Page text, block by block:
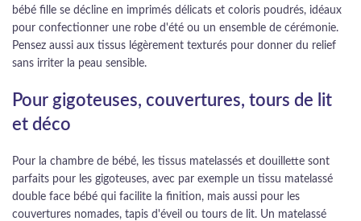
bébé fille se décline en imprimés délicats et coloris poudrés, idéaux
pour confectionner une robe d'été ou un ensemble de cérémonie.
Pensez aussi aux tissus légèrement texturés pour donner du relief
sans irriter la peau sensible.
Pour gigoteuses, couvertures, tours de lit
et déco
Pour la chambre de bébé, les tissus matelassés et douillette sont
parfaits pour les gigoteuses, avec par exemple un tissu matelassé
double face bébé qui facilite la finition, mais aussi pour les
couvertures nomades, tapis d'éveil ou tours de lit. Un matelassé